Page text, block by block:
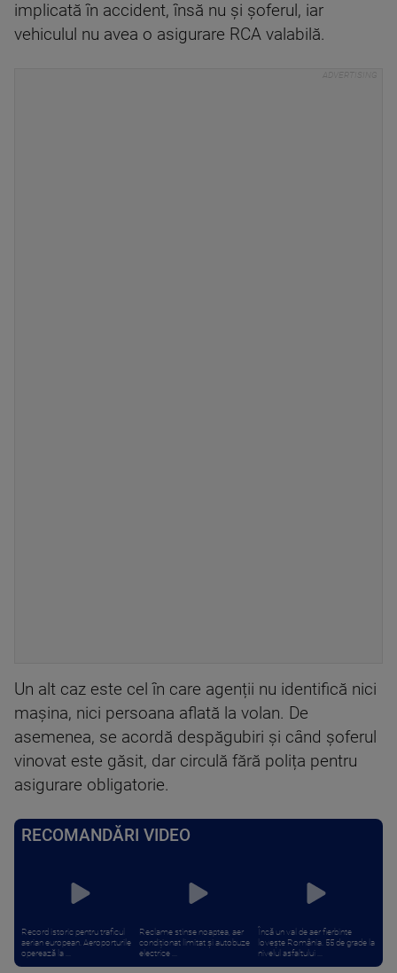
implicată în accident, însă nu și șoferul, iar
vehiculul nu avea o asigurare RCA valabilă.
Un alt caz este cel în care agenții nu identifică nici
mașina, nici persoana aflată la volan. De
asemenea, se acordă despăgubiri și când șoferul
vinovat este găsit, dar circulă fără polița pentru
asigurare obligatorie.
RECOMANDĂRI VIDEO
Record istoric pentru traficul
aerian european. Aeroporturile
operează la ...
Reclame stinse noaptea, aer
condiționat limitat și autobuze
electrice ...
Încă un val de aer fierbinte
lovește România. 55 de grade la
nivelul asfaltului ...